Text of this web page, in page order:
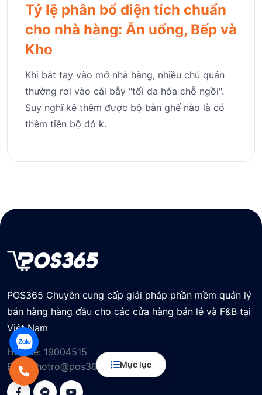
Mục lục
Tỷ lệ phân bổ diện tích chuẩn
cho nhà hàng: Ăn uống, Bếp và
Kho
Khi bắt tay vào mở nhà hàng, nhiều chủ quán
thường rơi vào cái bẫy "tối đa hóa chỗ ngồi".
Suy nghĩ kê thêm được bộ bàn ghế nào là có
thêm tiền bộ đó k.
POS365 Chuyên cung cấp giải pháp phần mềm quản lý
bán hàng hàng đầu cho các cửa hàng bán lẻ và F&B tại
Việt Nam
Hotline: 19004515
Email:hotro@pos365.vn